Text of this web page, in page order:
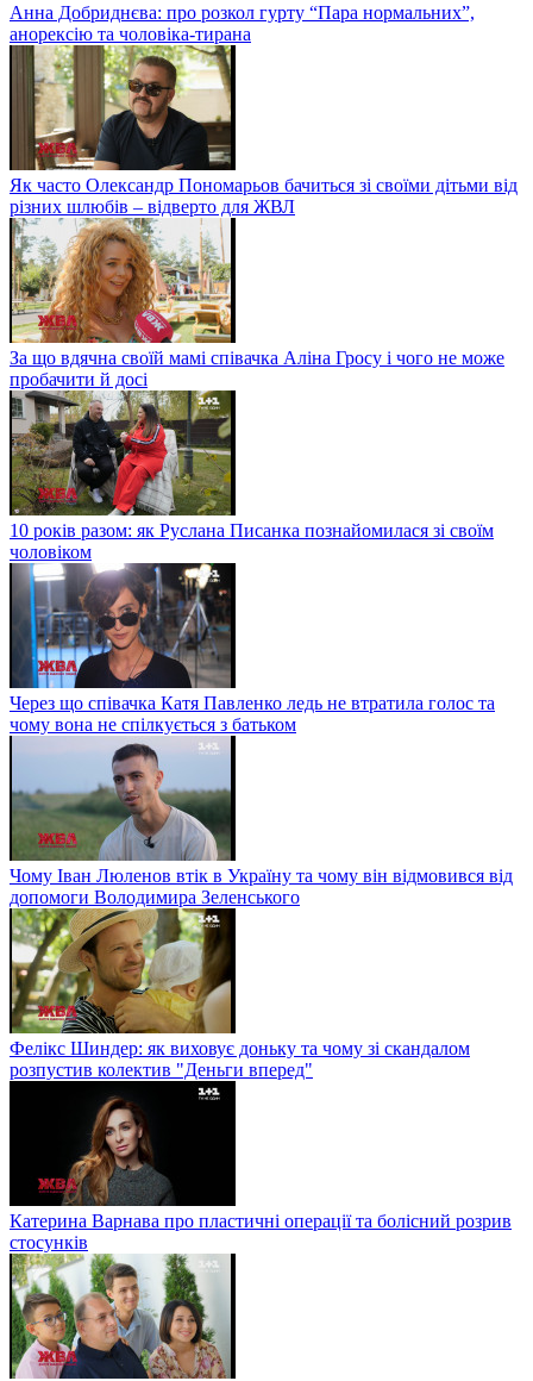
Анна Добриднєва: про розкол гурту “Пара нормальних”,
анорексію та чоловіка-тирана
Як часто Олександр Пономарьов бачиться зі своїми дітьми від
різних шлюбів – відверто для ЖВЛ
За що вдячна своїй мамі співачка Аліна Гросу і чого не може
пробачити й досі
10 років разом: як Руслана Писанка познайомилася зі своїм
чоловіком
Через що співачка Катя Павленко ледь не втратила голос та
чому вона не спілкується з батьком
Чому Іван Люленов втік в Україну та чому він відмовився від
допомоги Володимира Зеленського
Фелікс Шиндер: як виховує доньку та чому зі скандалом
розпустив колектив "Деньги вперед"
Катерина Варнава про пластичні операції та болісний розрив
стосунків